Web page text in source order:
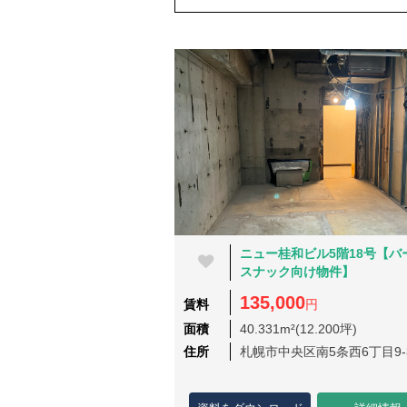
ニュー桂和ビル5階18号【バ
スナック向け物件】
賃料 135,000円
面積
40.331m²(12.200坪)
住所
札幌市中央区南5条西6丁目